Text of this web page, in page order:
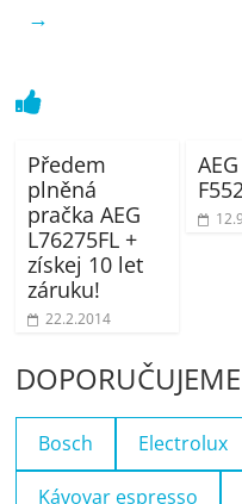
→
Předem
plněná
pračka AEG
L76275FL +
získej 10 let
záruku!
22.2.2014
AEG
DOPORUČUJEME
Bosch Electrolux
Kávovar espresso